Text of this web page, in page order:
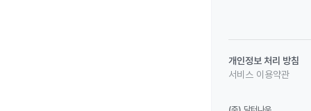
개인정보 처리 방침
서비스 이용약관